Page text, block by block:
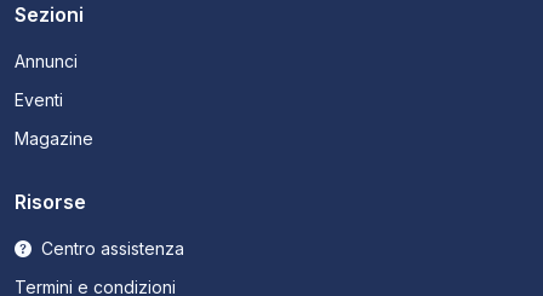
Sezioni
Annunci
Eventi
Magazine
Risorse
Centro assistenza
Termini e condizioni